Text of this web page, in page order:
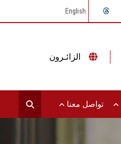
English
تواصل معنا